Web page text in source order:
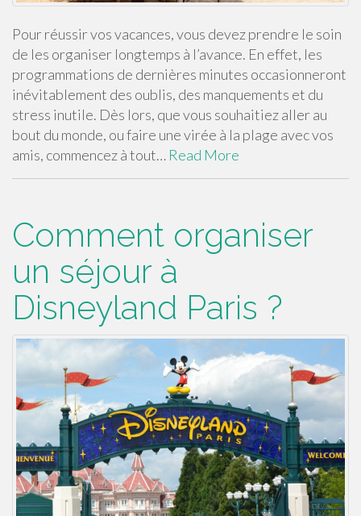
Pour réussir vos vacances, vous devez prendre le soin
de les organiser longtemps à l’avance. En effet, les
programmations de dernières minutes occasionneront
inévitablement des oublis, des manquements et du
stress inutile. Dès lors, que vous souhaitiez aller au
bout du monde, ou faire une virée à la plage avec vos
amis, commencez à tout… Read More
Comment organiser
un séjour à
Disneyland Paris ?